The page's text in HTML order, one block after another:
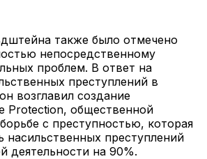
также было отмечено
непосредственному
проблем. В ответ на
преступлений в
возглавил создание
Protection, общественной
с преступностью, которая
насильственных преступлений
деятельности на 90%.